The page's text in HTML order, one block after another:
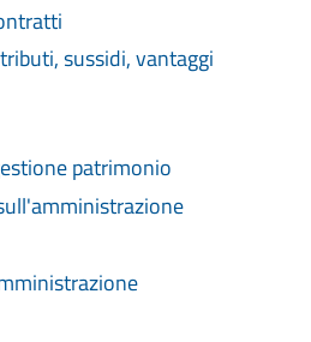
sussidi, vantaggi
patrimonio